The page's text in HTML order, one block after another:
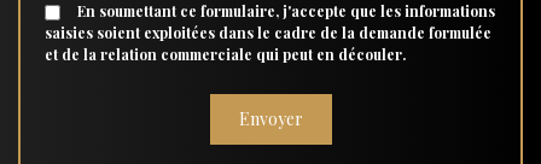
En soumettant ce formulaire, j'accepte que les informations
saisies soient exploitées dans le cadre de la demande formulée
et de la relation commerciale qui peut en découler.